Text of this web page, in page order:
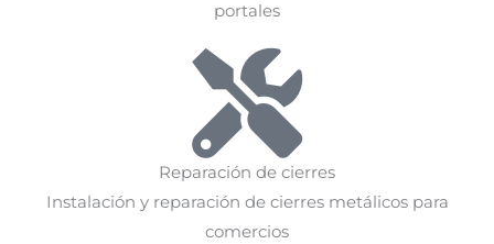
portales
Reparación de cierres
Instalación y reparación de cierres metálicos para
comercios